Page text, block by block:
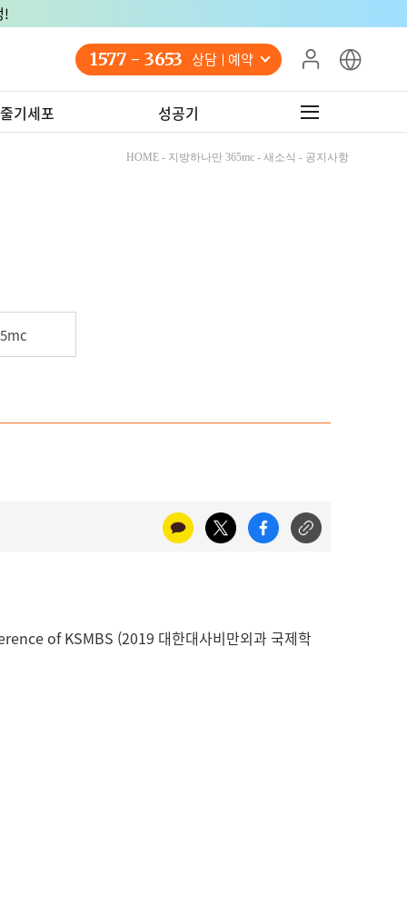
!
1577 - 3653 상담 예약
기세포 성공기
HOME - 지방하나만 365mc - 새소식 - 공지사항
of KSMBS (2019 대한대사비만외과 국제학